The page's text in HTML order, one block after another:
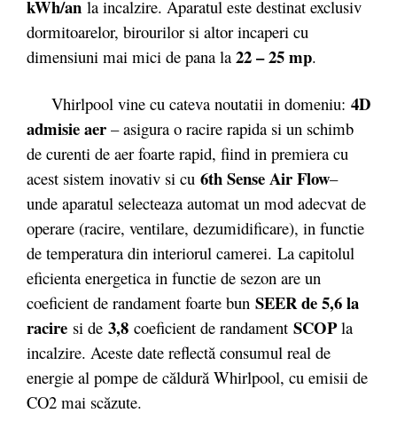
kWh/an la incalzire. Aparatul este destinat exclusiv
dormitoarelor, birourilor si altor incaperi cu
dimensiuni mai mici de pana la 22 – 25 mp.
Vhirlpool vine cu cateva noutatii in domeniu: 4D
admisie aer – asigura o racire rapida si un schimb
de curenti de aer foarte rapid, fiind in premiera cu
acest sistem inovativ si cu 6th Sense Air Flow–
unde aparatul selecteaza automat un mod adecvat de
operare (racire, ventilare, dezumidificare), in functie
de temperatura din interiorul camerei. La capitolul
eficienta energetica in functie de sezon are un
coeficient de randament foarte bun SEER de 5,6 la
racire si de 3,8 coeficient de randament SCOPla
incalzire. Aceste date reflectă consumul real de
energie al pompe de căldură Whirlpool, cu emisii de
CO2 mai scăzute.